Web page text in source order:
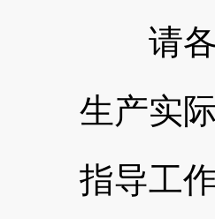
请各
生产实
指导工作